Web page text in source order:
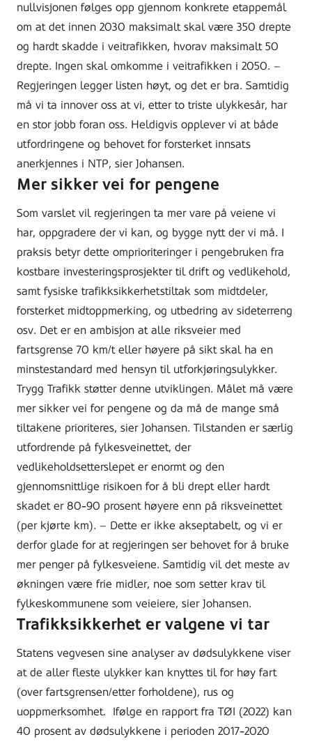
nullvisjonen følges opp gjennom konkrete etappemål
om at det innen 2030 maksimalt skal være 350 drepte
og hardt skadde i veitrafikken, hvorav maksimalt 50
drepte. Ingen skal omkomme i veitrafikken i 2050. –
Regjeringen legger listen høyt, og det er bra. Samtidig
må vi ta innover oss at vi, etter to triste ulykkesår, har
en stor jobb foran oss. Heldigvis opplever vi at både
utfordringene og behovet for forsterket innsats
anerkjennes i NTP, sier Johansen.
Mer sikker vei for pengene
Som varslet vil regjeringen ta mer vare på veiene vi
har, oppgradere der vi kan, og bygge nytt der vi må. I
praksis betyr dette omprioriteringer i pengebruken fra
kostbare investeringsprosjekter til drift og vedlikehold,
samt fysiske trafikksikkerhetstiltak som midtdeler,
forsterket midtoppmerking, og utbedring av sideterreng
osv. Det er en ambisjon at alle riksveier med
fartsgrense 70 km/t eller høyere på sikt skal ha en
minstestandard med hensyn til utforkjøringsulykker.
Trygg Trafikk støtter denne utviklingen. Målet må være
mer sikker vei for pengene og da må de mange små
tiltakene prioriteres, sier Johansen. Tilstanden er særlig
utfordrende på fylkesveinettet, der
vedlikeholdsetterslepet er enormt og den
gjennomsnittlige risikoen for å bli drept eller hardt
skadet er 80-90 prosent høyere enn på riksveinettet
(per kjørte km). – Dette er ikke akseptabelt, og vi er
derfor glade for at regjeringen ser behovet for å bruke
mer penger på fylkesveiene. Samtidig vil det meste av
økningen være frie midler, noe som setter krav til
fylkeskommunene som veieiere, sier Johansen.
Trafikksikkerhet er valgene vi tar
Statens vegvesen sine analyser av dødsulykkene viser
at de aller fleste ulykker kan knyttes til for høy fart
(over fartsgrensen/etter forholdene), rus og
uoppmerksomhet. Ifølge en rapport fra TØI (2022) kan
40 prosent av dødsulykkene i perioden 2017-2020